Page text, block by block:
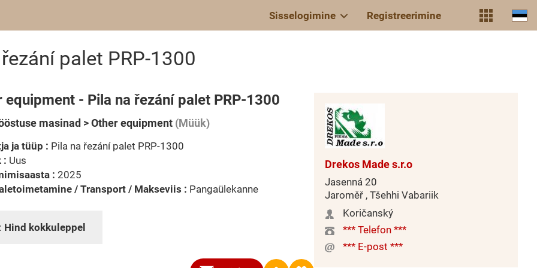
Sisselogimine Registreerimine
palet PRP-1300
equipment - Pila na řezání palet PRP-1300
masinad > Other equipment (Müük)
ja tüüp : Pila na řezání palet PRP-1300
: Uus
: 2025
/ Transport / Makseviis : Pangaülekanne
Hind kokkuleppel
Drekos Made s.r.o
Jasenná 20
Jaroměř , Tšehhi Vabariik
Koričanský
*** Telefon ***
*** E-post ***